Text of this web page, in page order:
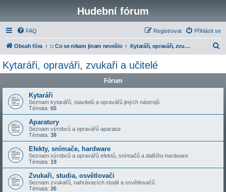
Hudební fórum
FAQ Přihlásit se
Registrovat
Obsah fóra :: Co se nikam jinam nevešlo Kytaráři, opraváři, zvukaři a učitelé
Kytaráři, opraváři, zvukaři a učitelé
Fórum
Kytaráři
Seznam kytarářů, stavitelů a opravářů jiných nástrojů
Témata: 65
Aparatury
Seznam výrobců a opravářů aparatur
Témata: 38
Efekty, snímače, hardware
Seznam výrobců a opravářů efektů, snímačů a dalšího hardware
Témata: 19
Zvukaři, studia, osvětlovači
Seznam zvukařů, nahrávacích studií a osvětlovačů
Témata: 26